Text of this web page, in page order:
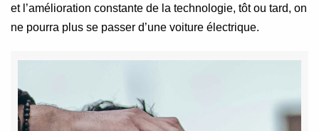
et l’amélioration constante de la technologie, tôt ou tard, on
ne pourra plus se passer d’une voiture électrique.